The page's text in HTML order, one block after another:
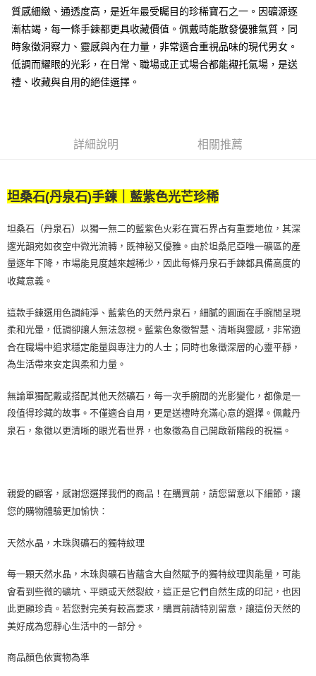
台灣-本島宅配-滿$1000免運費
每筆NT$65，滿NT$1,000(含以上)免運費
每筆NT$300
馬來西亞/新加坡/泰國
質感細緻、通透度高，是近年最受矚目的珍稀寶石之一。因礦源逐
漸枯竭，每一條手鍊都更具收藏價值。佩戴時能散發優雅氣質，同
時象徵洞察力、靈感與內在力量，非常適合重視品味的現代男女。
低調而耀眼的光彩，在日常、職場或正式場合都能襯托氣場，是送
禮、收藏與自用的絕佳選擇。
詳細說明 相關推薦
坦桑石(丹泉石)手鍊｜藍紫色光芒珍稀
坦桑石（丹泉石）以獨一無二的藍紫色火彩在寶石界占有重要地位，其深
邃光韻宛如夜空中微光流轉，既神秘又優雅。由於坦桑尼亞唯一礦區的產
量逐年下降，市場能見度越來越稀少，因此每條丹泉石手鍊都具備高度的
收藏意義。
這款手鍊選用色調純淨、 藍紫色的天然丹泉石，細膩的圓面在手腕間呈現
柔和光暈，低調卻讓人無法忽視。藍紫色象徵智慧、清晰與靈感，非常適
合在職場中追求穩定能量與專注力的人士；同時也象徵深層的心靈平靜，
為生活帶來安定與柔和力量。
無論單獨配戴或搭配其他天然礦石，每一次手腕間的光影變化，都像是一
段值得珍藏的故事。不僅適合自用，更是送禮時充滿心意的選擇。佩戴丹
泉石，象徵以更清晰的眼光看世界，也象徵為自己開啟新階段的祝福。
親愛的顧客，感謝您選擇我們的商品！在購買前，請您留意以下細節，讓
您的購物體驗更加愉快：
天然水晶，木珠與礦石的獨特紋理
每一顆天然水晶，木珠與礦石皆蘊含大自然賦予的獨特紋理與能量，可能
會看到些微的礦坑、平頭或天然裂紋，這正是它們自然生成的印記，也因
此更顯珍貴。若您對完美有較高要求，購買前請特別留意，讓這份天然的
美好成為您靜心生活中的一部分。
商品顏色依實物為準